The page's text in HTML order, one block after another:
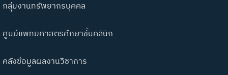
กลุ่มงานทรัพยากรบุคคล
ศูนย์แพทยศาสตรศึกษาชั้นคลินิก
คลังข้อมูลผลงานวิชาการ